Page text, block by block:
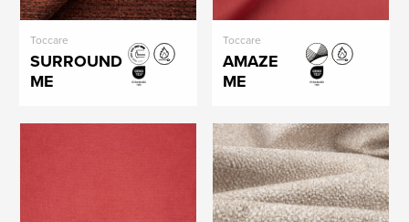
Toccare
SURROUND
ME
Toccare
AMAZE
ME